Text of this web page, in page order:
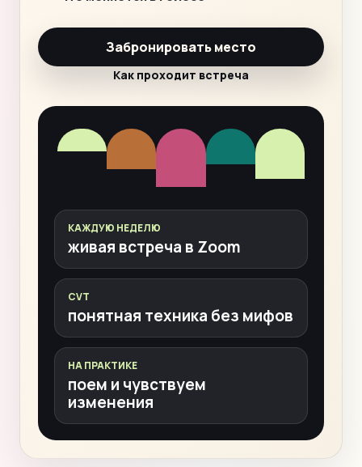
Забронировать место
Как проходит встреча
КАЖДУЮ НЕДЕЛЮ
живая встреча в Zoom
CVT
понятная техника без мифов
НА ПРАКТИКЕ
поем и чувствуем
изменения